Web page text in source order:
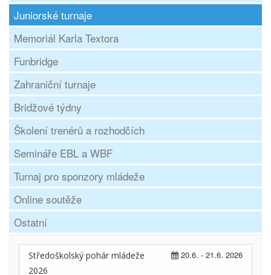
Juniorské turnaje
Memoriál Karla Textora
Funbridge
Zahraniční turnaje
Bridžové týdny
Školení trenérů a rozhodčích
Semináře EBL a WBF
Turnaj pro sponzory mládeže
Online soutěže
Ostatní
20.6. - 21.6. 2026
Středoškolský pohár mládeže
2026